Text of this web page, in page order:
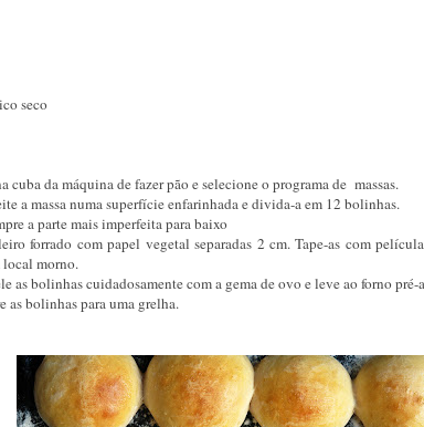
seco
cuba da máquina de fazer pão e selecione o programa de massas.
a massa numa superfície enfarinhada e divida-a em 12 bolinhas.
a parte mais imperfeita para baixo
forrado com papel vegetal separadas 2 cm. Tape-as com
local morno.
as bolinhas cuidadosamente com a gema de ovo e leve ao forno
as bolinhas para uma grelha.